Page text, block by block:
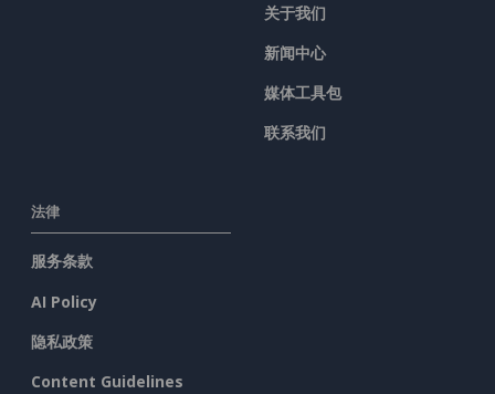
关于我们
新闻中心
媒体工具包
联系我们
法律
服务条款
AI Policy
隐私政策
Content Guidelines